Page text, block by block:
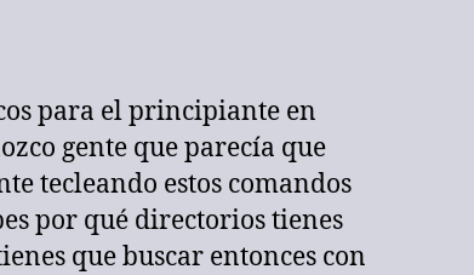
para el principiante en
gente que parecía que
tecleando estos comandos
por qué directorios tienes
que buscar entonces con